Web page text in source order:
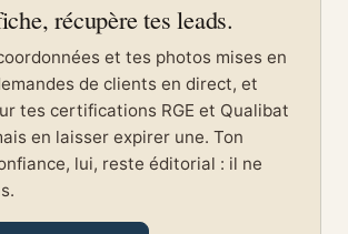
récupère tes leads.
et tes photos mises en
de clients en direct, et
tes certifications RGE et Qualibat
en laisser expirer une. Ton
lui, reste éditorial : il ne